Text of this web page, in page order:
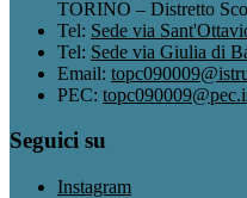
TORINO – Distretto
Tel: Sede via
Tel: Sede via Giulia di
Email:
PEC:
Seguici su
Instagram